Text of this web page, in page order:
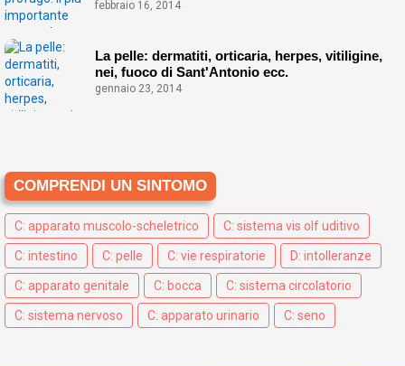
febbraio 16, 2014
La pelle: dermatiti, orticaria, herpes, vitiligine,
nei, fuoco di Sant'Antonio ecc.
gennaio 23, 2014
COMPRENDI UN SINTOMO
C: apparato muscolo-scheletrico C: sistema vis olf uditivo
C: intestino C: pelle C: vie respiratorie D: intolleranze
C: apparato genitale C: bocca C: sistema circolatorio
C: sistema nervoso C: apparato urinario C: seno